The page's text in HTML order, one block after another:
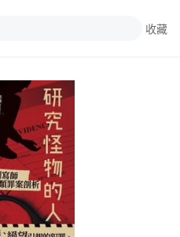
收藏